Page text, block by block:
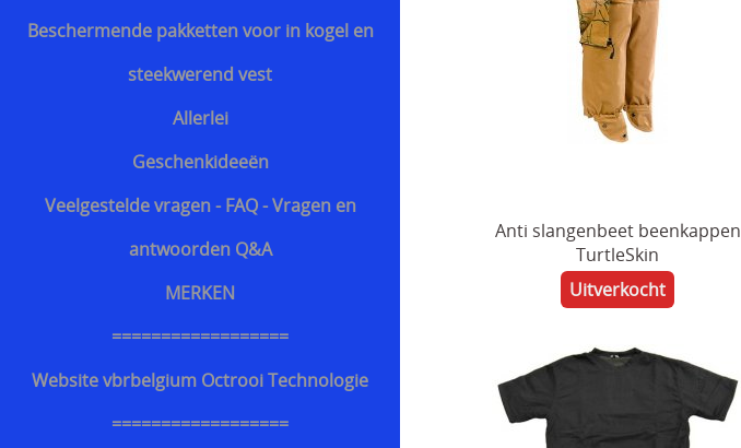
Beschermende pakketten voor in kogel en
steekwerend vest
Allerlei
Geschenkideeën
Veelgestelde vragen - FAQ - Vragen en
antwoorden Q&A
MERKEN
==================
Website vbrbelgium Octrooi Technologie
==================
Anti slangenbeet beenkappen
TurtleSkin
Uitverkocht